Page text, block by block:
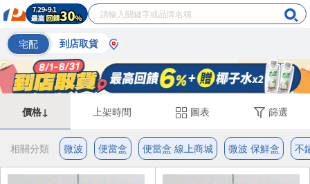
宅配 到店取貨
價格↓ 上架時間 圖表 篩選
相關分類 微波 便當盒 便當盒 線上商城 微波 保鮮盒 不